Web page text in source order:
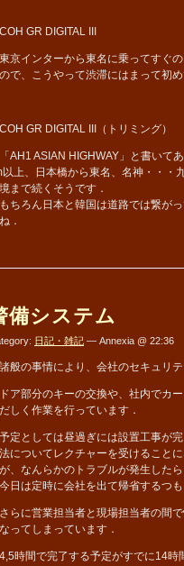
GR DIGITAL III
京インターから東名に乗ってすぐ
で、こうやって渋滞にはまって初
GR DIGITAL III（トリミング）
AH1 ASIAN HIGHWAY」と書いてあ
以上、日本橋から東名、名神・・・
まで続くそうです．
ちろん日本と韓国は道路では繋が
．
備システム
日記・雑記 — Annexia @ 22:36
般の事情により、会社のセキュリ
ア部分のキーの交換や、社内でカ
しく作業を行っています．
定としては昼過ぎには設置工事が
についてレクチャーを受けることに
、なんらかのトラブルが発生した
日は定時に会社を出て帰省するつ
らに営業担当者と現場担当者の間
ってしまっています．
時間で完了する予定がすでに14時